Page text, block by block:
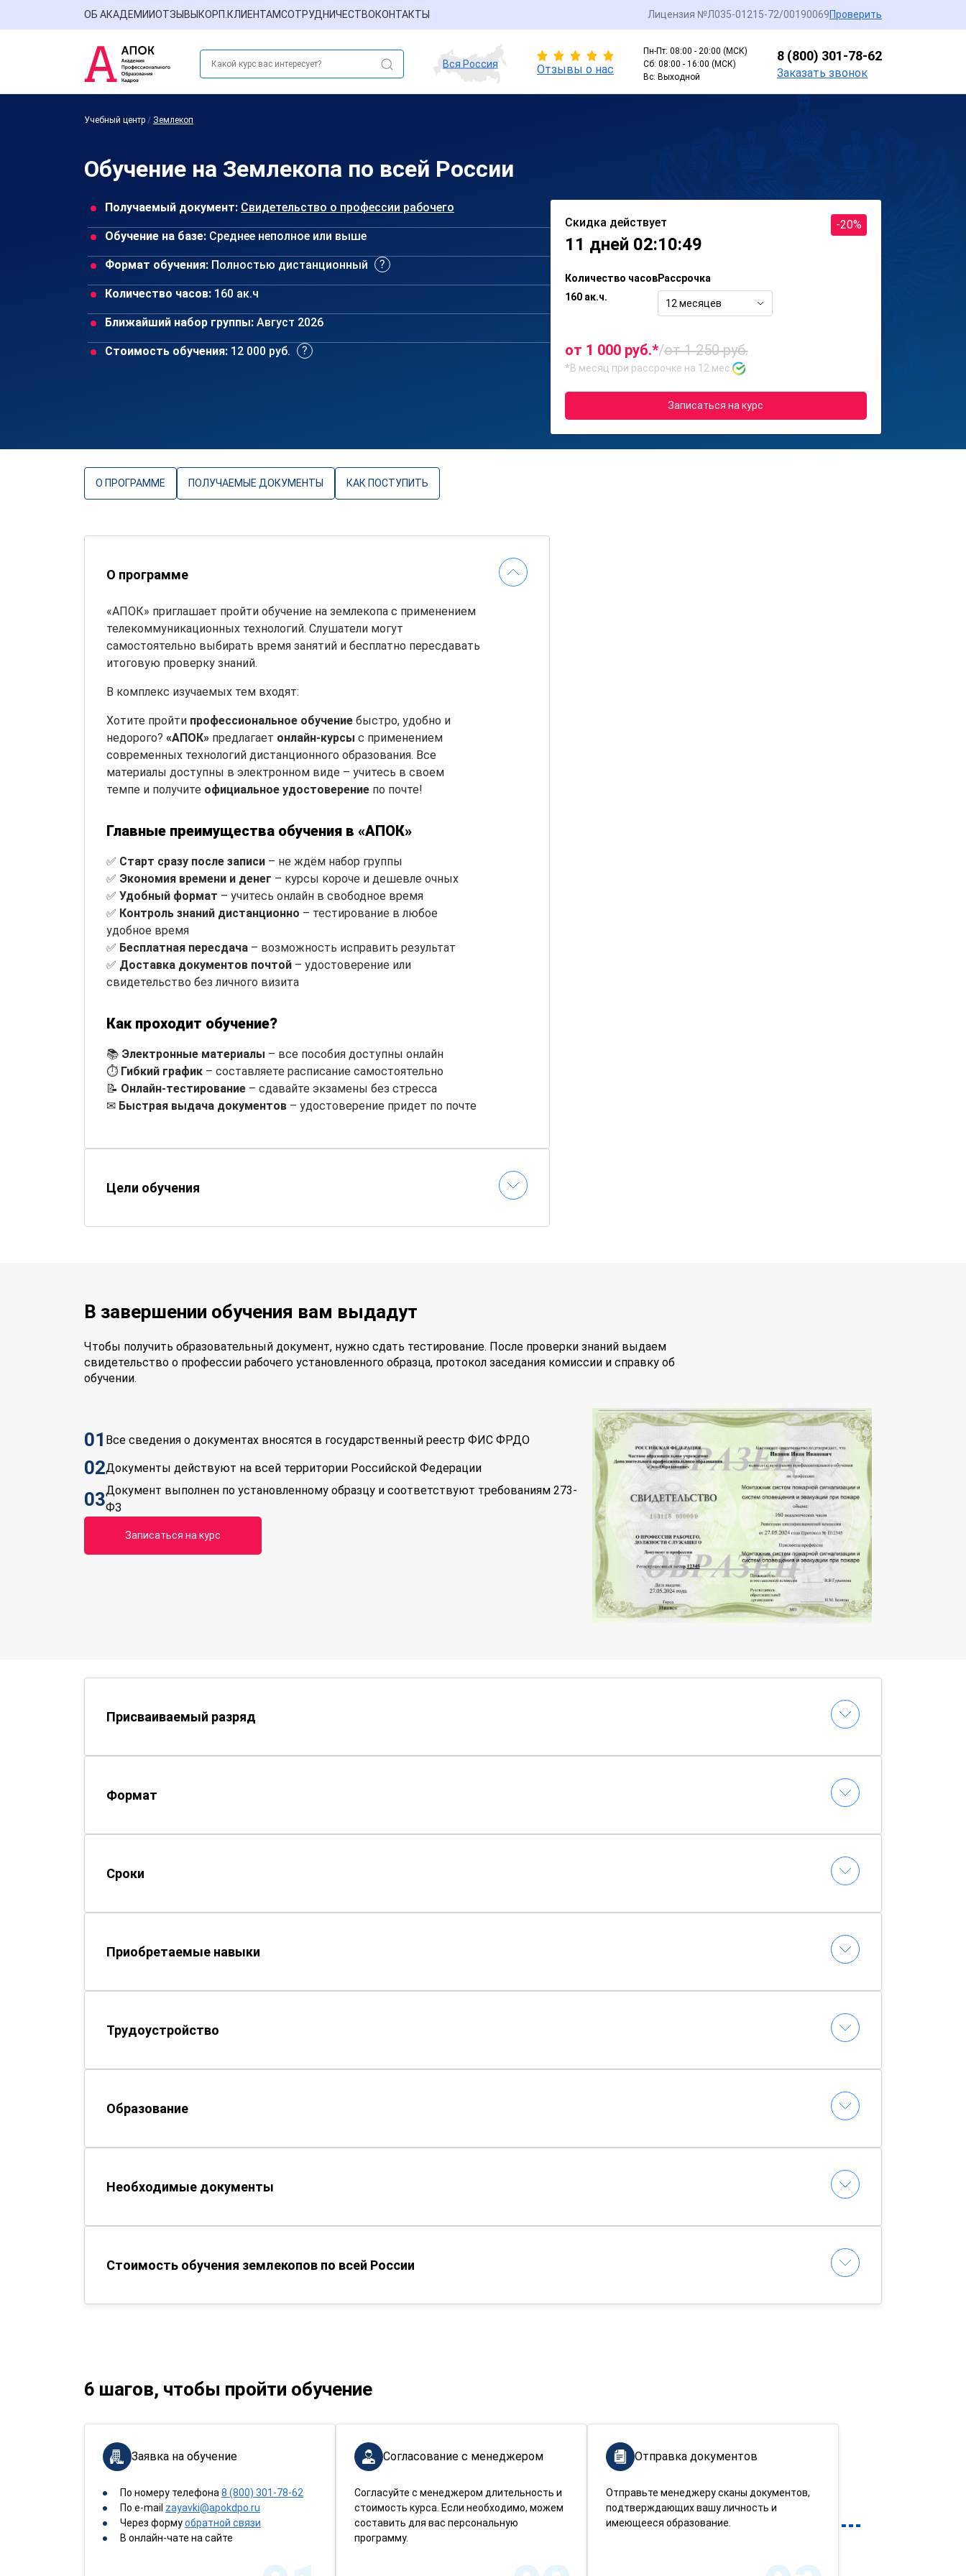
ОБ АКАДЕМИИОТЗЫВЫ КОРП.КЛИЕНТАМСОТРУДНИЧЕСТВОКОНТАКТЫ Лицензия №Л035-01215-72/00190069Проверить
Вся Россия Отзывы о нас
Пн-Пт: 08:00 - 20:00 (МСК)
Сб: 08:00 - 16:00 (МСК)
Вс: Выходной
8 (800) 301-78-62
Заказать звонок
Учебный центр / Землекоп
Обучение на Землекопа по всей России
Получаемый документ: Свидетельство о профессии рабочего
Обучение на базе: Среднее неполное или выше
Формат обучения: Полностью дистанционный
Количество часов: 160 ак.ч
Ближайший набор группы: Август 2026
Стоимость обучения: 12 000 руб.
Скидка действует
11 дней 02:10:49
-20%
Количество часов
160 ак.ч.
Рассрочка
12 месяцев
от 1 000 руб.*/от 1 250 руб.
*В месяц при рассрочке на 12 мес.
Записаться на курс
О ПРОГРАММЕ ПОЛУЧАЕМЫЕ ДОКУМЕНТЫ КАК ПОСТУПИТЬ
О программе
«АПОК» приглашает пройти обучение на землекопа с применением
телекоммуникационных технологий. Слушатели могут
самостоятельно выбирать время занятий и бесплатно пересдавать
итоговую проверку знаний.
В комплекс изучаемых тем входят:
Хотите пройти профессиональное обучение быстро, удобно и
недорого? «АПОК» предлагает онлайн-курсы с применением
современных технологий дистанционного образования. Все
материалы доступны в электронном виде – учитесь в своем
темпе и получите официальное удостоверение по почте!
Главные преимущества обучения в «АПОК»
✅ Старт сразу после записи – не ждём набор группы
✅ Экономия времени и денег – курсы короче и дешевле очных
✅ Удобный формат – учитесь онлайн в свободное время
✅ Контроль знаний дистанционно – тестирование в любое
удобное время
✅ Бесплатная пересдача – возможность исправить результат
✅ Доставка документов почтой – удостоверение или
свидетельство без личного визита
Как проходит обучение?
📚 Электронные материалы – все пособия доступны онлайн
⏱ Гибкий график – составляете расписание самостоятельно
📝 Онлайн-тестирование – сдавайте экзамены без стресса
✉ Быстрая выдача документов – удостоверение придет по почте
Цели обучения
В завершении обучения вам выдадут
Чтобы получить образовательный документ, нужно сдать тестирование. После проверки знаний выдаем
свидетельство о профессии рабочего установленного образца, протокол заседания комиссии и справку об
обучении.
01 Все сведения о документах вносятся в государственный реестр ФИС ФРДО
02Документы действуют на всей территории Российской Федерации
03Документ выполнен по установленному образцу и соответствуют требованиям 273-
ФЗ
Записаться на курс
Присваиваемый разряд
Формат
Сроки
Приобретаемые навыки
Трудоустройство
Образование
Необходимые документы
Стоимость обучения землекопов по всей России
6 шагов, чтобы пройти обучение
Заявка на обучение
По номеру телефона 8 (800) 301-78-62
По e-mail zayavki@apokdpo.ru
Через формуобратной связи
В онлайн-чате на сайте
Согласование с менеджером
Согласуйте с менеджером длительность и
стоимость курса. Если необходимо, можем
составить для вас персональную
программу.
Отправка документов
Отправьте менеджеру сканы документов,
подтверждающих вашу личность и
имеющееся образование.